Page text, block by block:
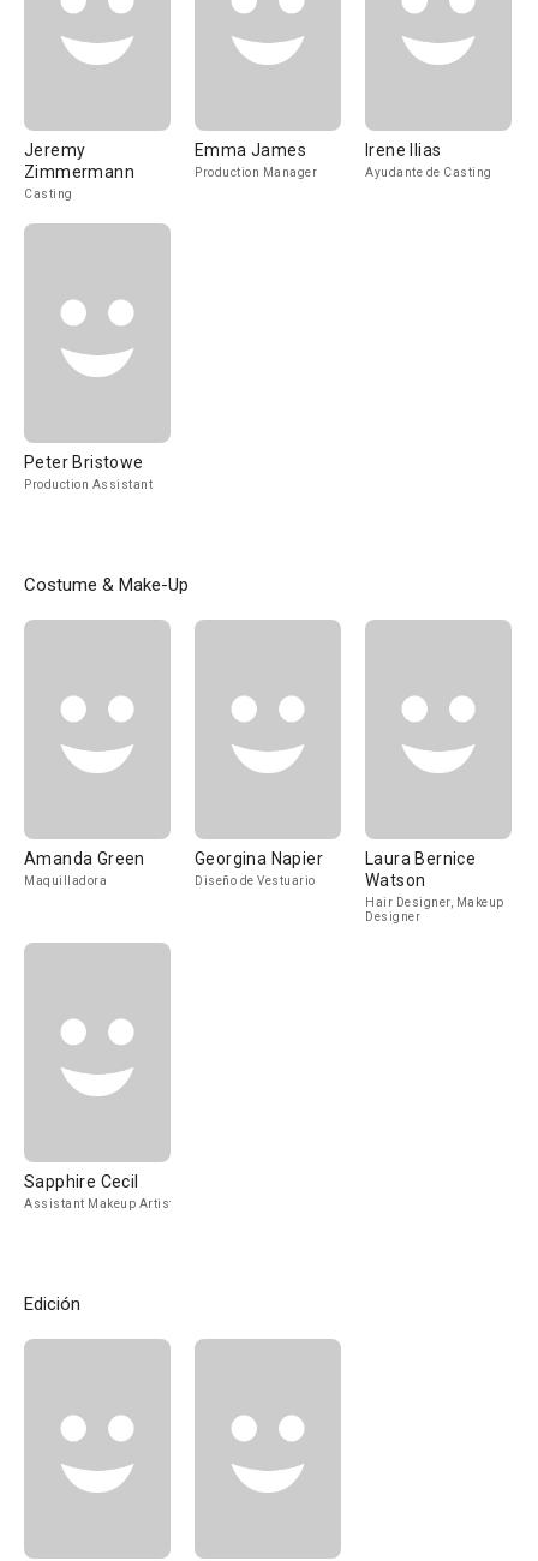
Jeremy
Zimmermann
Casting
Emma James
Production Manager
Irene Ilias
Ayudante de Casting
Peter Bristowe
Production Assistant
Costume & Make-Up
Amanda Green
Maquilladora
Georgina Napier
Diseño de Vestuario
Laura Bernice
Watson
Hair Designer, Makeup
Designer
Sapphire Cecil
Assistant Makeup Artist
Edición